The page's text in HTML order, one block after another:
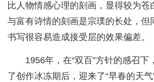
比人物情感心理的刻画，显得较为苍
与富有诗情的刻画是宗璞的长处，但
书写很容易造成接受层的效果偏差。
1956年，在“双百”方针的感召下
了创作冰冻期后，迎来了“早春的天